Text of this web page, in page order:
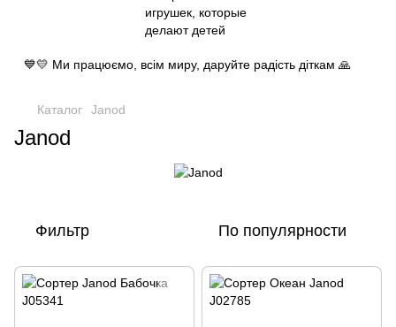
💙💛 Ми працюємо, всім миру, даруйте радість діткам 🙏
Каталог Janod
Janod
Фильтр По популярности